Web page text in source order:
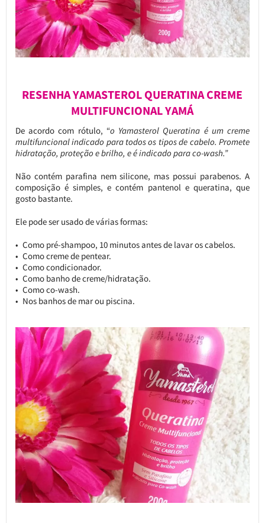
RESENHA YAMASTEROL QUERATINA CREME
MULTIFUNCIONAL YAMÁ
De acordo com rótulo, “o Yamasterol Queratina é um creme
multifuncional indicado para todos os tipos de cabelo. Promete
hidratação, proteção e brilho, e é indicado para co-wash.”
Não contém parafina nem silicone, mas possui parabenos. A
composição é simples, e contém pantenol e queratina, que
gosto bastante.
Ele pode ser usado de várias formas:
Como pré-shampoo, 10 minutos antes de lavar os cabelos.
Como creme de pentear.
Como condicionador.
Como banho de creme/hidratação.
Como co-wash.
Nos banhos de mar ou piscina.